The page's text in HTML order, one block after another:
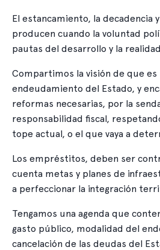
El estancamiento, la decadencia
producen cuando la voluntad
pautas del desarrollo y la
Compartimos la visión de que es
endeudamiento del Estado, y
reformas necesarias, por la
responsabilidad fiscal,
tope actual, o el que vaya a
Los empréstitos, deben ser
cuenta metas y planes de
a perfeccionar la integración
Tengamos una agenda que
gasto público, modalidad del
cancelación de las deudas del